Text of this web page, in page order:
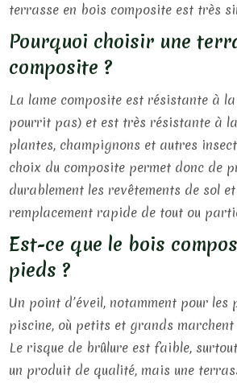
terrasse en bois composite est très
Pourquoi choisir une
composite ?
La lame composite est résistante à
pourrit pas) et est très résistante à
plantes, champignons et autres
choix du composite permet donc de
durablement les revêtements de sol
remplacement rapide de tout ou
Est-ce que le bois
pieds ?
Un point d’éveil, notamment pour les
piscine, où petits et grands marchent
Le risque de brûlure est faible,
un produit de qualité, mais une